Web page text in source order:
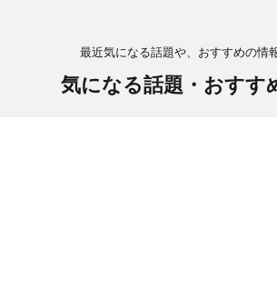
最近気になる話題や、おすすめの情
気になる話題・おすす